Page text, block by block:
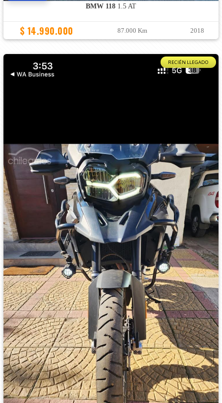
BMW 1181.5 AT
$ 14.990.000 87.000 Km 2018
RECIÉN LLEGADO